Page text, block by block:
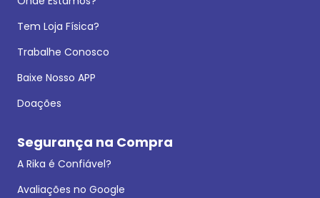
Tem Loja Física?
Trabalhe Conosco
Baixe Nosso APP
Doações
Segurança na Compra
A Rika é Confiável?
Avaliações no Google